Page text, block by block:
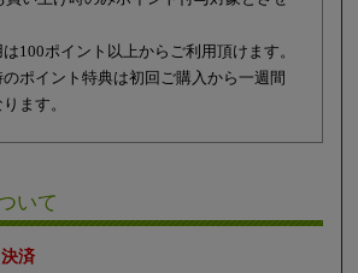
100ポイント以上からご利用頂けます。
のポイント特典は初回ご購入から一週間
ます。
いて
済